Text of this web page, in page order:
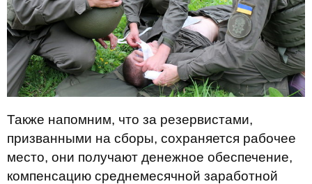
Также напомним, что за резервистами,
призванными на сборы, сохраняется рабочее
место, они получают денежное обеспечение,
компенсацию среднемесячной заработной